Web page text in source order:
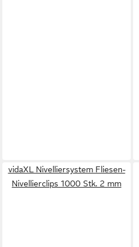
vidaXL Nivelliersystem Fliesen-
Nivellierclips 1000 Stk. 2 mm